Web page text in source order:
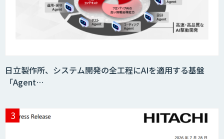
日立製作所、システム開発の全工程にAIを適用する基盤
「Agent…